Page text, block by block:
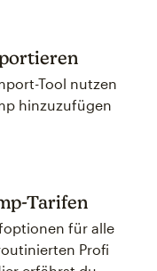
Tool nutzen
hinzuzufügen
Tarifen
für alle
Profi